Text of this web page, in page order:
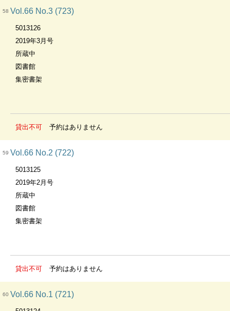
58 Vol.66 No.3 (723)
5013126
2019年3月号
所蔵中
図書館
集密書架
貸出不可 予約はありません
59 Vol.66 No.2 (722)
5013125
2019年2月号
所蔵中
図書館
集密書架
貸出不可 予約はありません
60 Vol.66 No.1 (721)